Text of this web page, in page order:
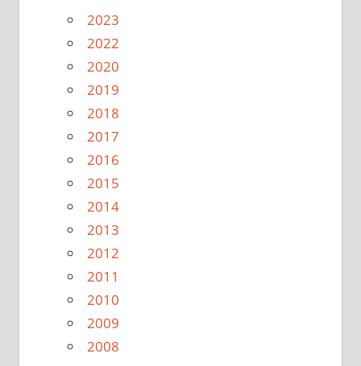
2023
2022
2020
2019
2018
2017
2016
2015
2014
2013
2012
2011
2010
2009
2008